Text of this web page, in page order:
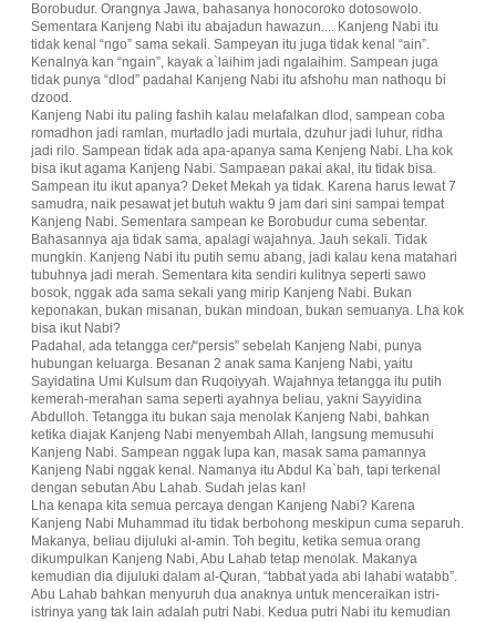
Borobudur. Orangnya Jawa, bahasanya honocoroko dotosowolo.
Sementara Kanjeng Nabi itu abajadun hawazun.... Kanjeng Nabi itu
tidak kenal “ngo” sama sekali. Sampeyan itu juga tidak kenal “ain”.
Kenalnya kan “ngain”, kayak a`laihim jadi ngalaihim. Sampean juga
tidak punya “dlod” padahal Kanjeng Nabi itu afshohu man nathoqu bi
dzood.
Kanjeng Nabi itu paling fashih kalau melafalkan dlod, sampean coba
romadhon jadi ramlan, murtadlo jadi murtala, dzuhur jadi luhur, ridha
jadi rilo. Sampean tidak ada apa-apanya sama Kenjeng Nabi. Lha kok
bisa ikut agama Kanjeng Nabi. Sampaean pakai akal, itu tidak bisa.
Sampean itu ikut apanya? Deket Mekah ya tidak. Karena harus lewat 7
samudra, naik pesawat jet butuh waktu 9 jam dari sini sampai tempat
Kanjeng Nabi. Sementara sampean ke Borobudur cuma sebentar.
Bahasannya aja tidak sama, apalagi wajahnya. Jauh sekali. Tidak
mungkin. Kanjeng Nabi itu putih semu abang, jadi kalau kena matahari
tubuhnya jadi merah. Sementara kita sendiri kulitnya seperti sawo
bosok, nggak ada sama sekali yang mirip Kanjeng Nabi. Bukan
keponakan, bukan misanan, bukan mindoan, bukan semuanya. Lha kok
bisa ikut Nabi?
Padahal, ada tetangga cer/“persis” sebelah Kanjeng Nabi, punya
hubungan keluarga. Besanan 2 anak sama Kanjeng Nabi, yaitu
Sayidatina Umi Kulsum dan Ruqoiyyah. Wajahnya tetangga itu putih
kemerah-merahan sama seperti ayahnya beliau, yakni Sayyidina
Abdulloh. Tetangga itu bukan saja menolak Kanjeng Nabi, bahkan
ketika diajak Kanjeng Nabi menyembah Allah, langsung memusuhi
Kanjeng Nabi. Sampean nggak lupa kan, masak sama pamannya
Kanjeng Nabi nggak kenal. Namanya itu Abdul Ka`bah, tapi terkenal
dengan sebutan Abu Lahab. Sudah jelas kan!
Lha kenapa kita semua percaya dengan Kanjeng Nabi? Karena
Kanjeng Nabi Muhammad itu tidak berbohong meskipun cuma separuh.
Makanya, beliau dijuluki al-amin. Toh begitu, ketika semua orang
dikumpulkan Kanjeng Nabi, Abu Lahab tetap menolak. Makanya
kemudian dia dijuluki dalam al-Quran, “tabbat yada abi lahabi watabb”.
Abu Lahab bahkan menyuruh dua anaknya untuk menceraikan istri-
istrinya yang tak lain adalah putri Nabi. Kedua putri Nabi itu kemudian